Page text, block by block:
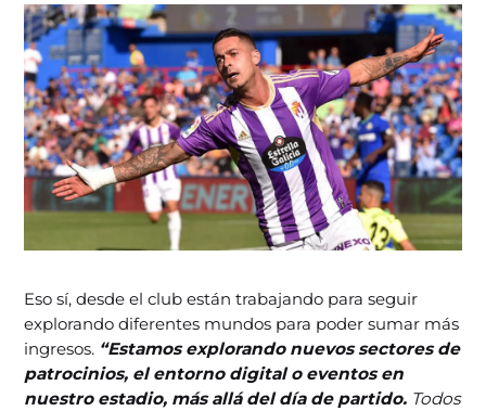
Eso sí, desde el club están trabajando para seguir
explorando diferentes mundos para poder sumar más
ingresos. “Estamos explorando nuevos sectores de
patrocinios, el entorno digital o eventos en
nuestro estadio, más allá del día de partido. Todos